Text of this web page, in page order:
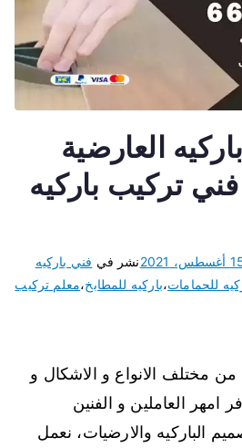
العارضية
66447375 فني تركيب باركيه
2021 نشر في فني باركيه
للحمامات،باركيه للمطابخ،معلم تركيب
من مختلف الانواع و الاشكال و
امهر العاملين و الفنين
الباركيه والارضيات، نعمل